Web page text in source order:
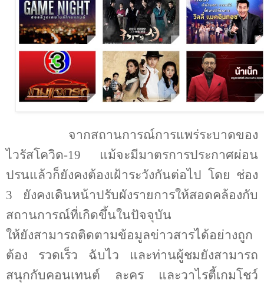
จากสถานการณ์การแพร่ระบาดของ
ไวรัสโควิด-19 แม้จะมีมาตรการประกาศผ่อน
ปรนแล้วก็ยังคงต้องเฝ้าระวังกันต่อไป โดย ช่อง
3 ยังคงเดินหน้าปรับผังรายการให้สอดคล้องกับ
สถานการณ์ที่เกิดขึ้นในปัจจุบัน
ให้ยังสามารถติดตามข้อมูลข่าวสารได้อย่างถูก
ต้อง รวดเร็ว ฉับไว และท่านผู้ชมยังสามารถ
สนุกกับคอนเทนต์
ละคร และวาไรตี้เกมโชว์